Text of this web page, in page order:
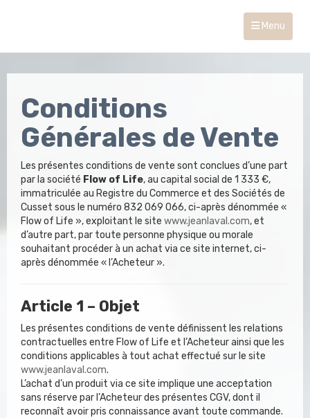
Menu
Conditions
Générales de Vente
Les présentes conditions de vente sont conclues d’une part
par la société Flow of Life, au capital social de 1 333 €,
immatriculée au Registre du Commerce et des Sociétés de
Cusset sous le numéro 832 069 066, ci-après dénommée «
Flow of Life », exploitant le site www.jeanlaval.com, et
d’autre part, par toute personne physique ou morale
souhaitant procéder à un achat via ce site internet, ci-
après dénommée « l’Acheteur ».
Article 1 – Objet
Les présentes conditions de vente définissent les relations
contractuelles entre Flow of Life et l’Acheteur ainsi que les
conditions applicables à tout achat effectué sur le site
www.jeanlaval.com.
L’achat d’un produit via ce site implique une acceptation
sans réserve par l’Acheteur des présentes CGV, dont il
reconnaît avoir pris connaissance avant toute commande.